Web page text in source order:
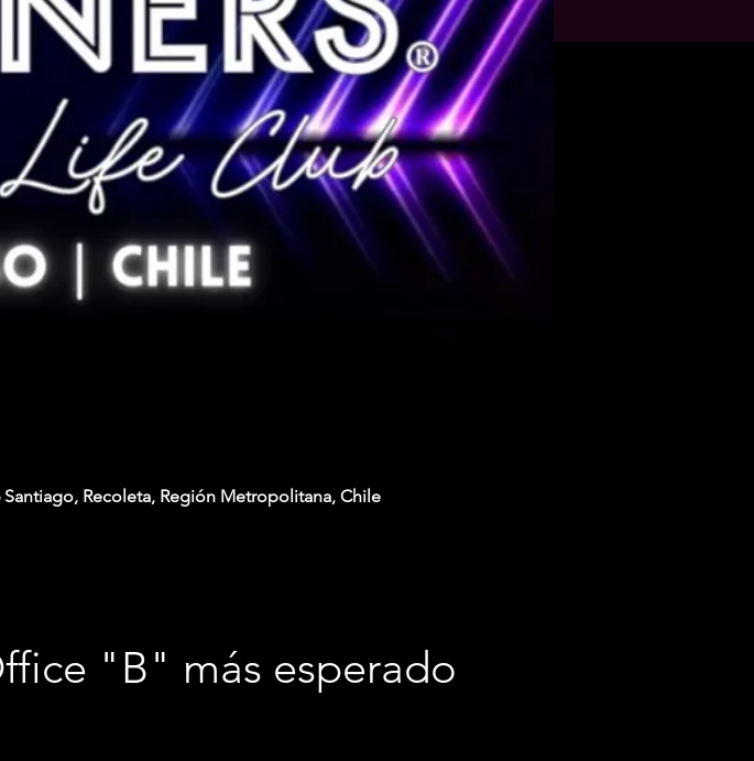
Santiago, Recoleta, Región Metropolitana, Chile
"B" más esperado